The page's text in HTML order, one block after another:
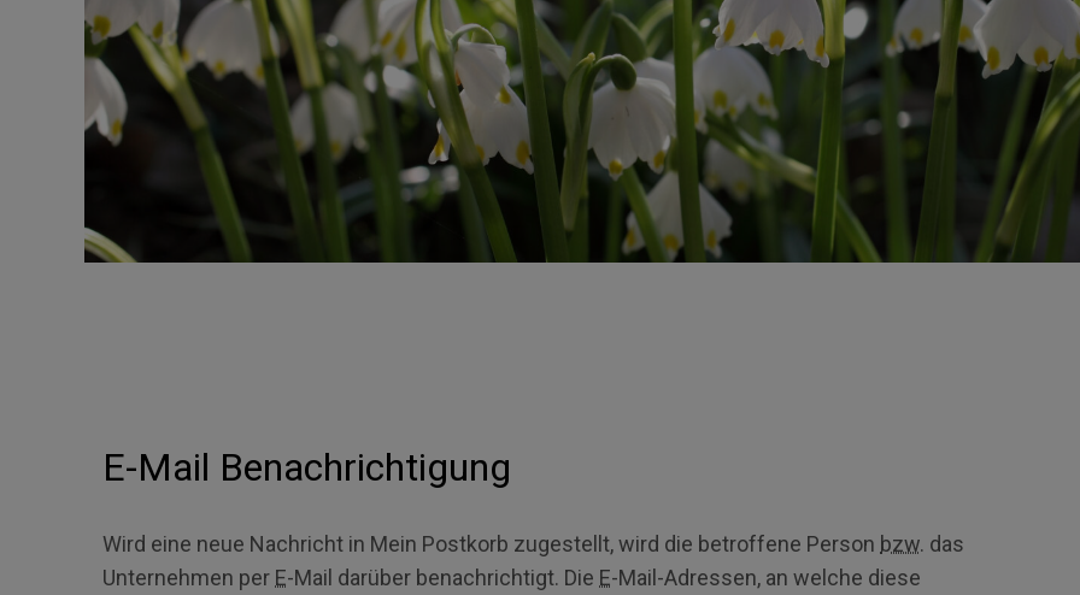
E-Mail Benachrichtigung
Wird eine neue Nachricht in Mein Postkorb zugestellt, wird die betroffene Person bzw. das
Unternehmen per E-Mail darüber benachrichtigt. Die E-Mail-Adressen, an welche diese